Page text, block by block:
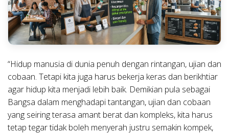
“Hidup manusia di dunia penuh dengan rintangan, ujian dan
cobaan. Tetapi kita juga harus bekerja keras dan berikhtiar
agar hidup kita menjadi lebih baik. Demikian pula sebagai
Bangsa dalam menghadapi tantangan, ujian dan cobaan
yang seiring terasa amant berat dan kompleks, kita harus
tetap tegar tidak boleh menyerah justru semakin kompek,